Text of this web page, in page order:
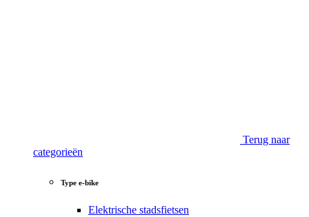
Terug naar
categorieën
Type e-bike
Elektrische stadsfietsen